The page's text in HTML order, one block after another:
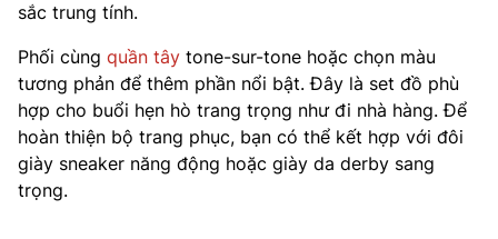
sắc trung tính.
Phối cùng quần tây tone-sur-tone hoặc chọn màu
tương phản để thêm phần nổi bật. Đây là set đồ phù
hợp cho buổi hẹn hò trang trọng như đi nhà hàng. Để
hoàn thiện bộ trang phục, bạn có thể kết hợp với đôi
giày sneaker năng động hoặc giày da derby sang
trọng.